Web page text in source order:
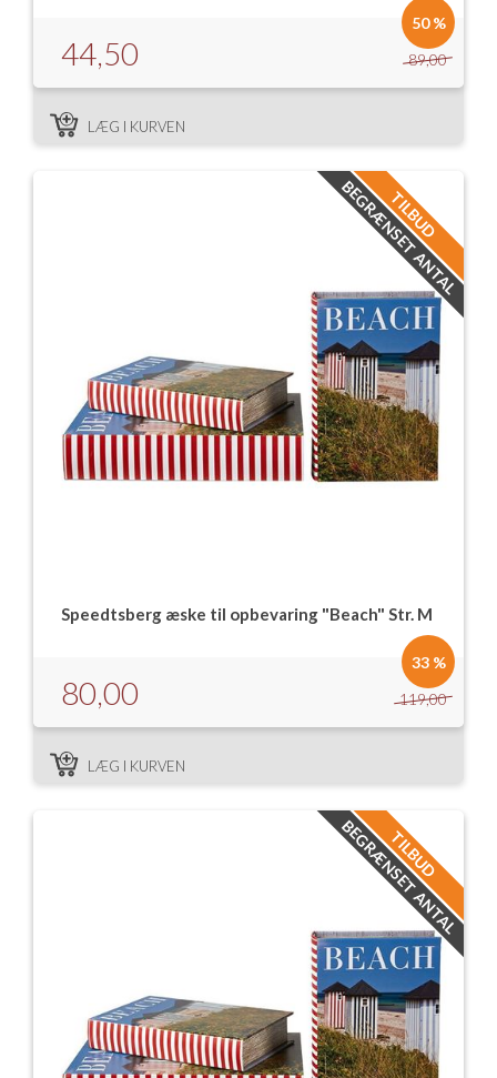
89,00
44,50
50 %
LÆG I KURVEN
Speedtsberg æske til opbevaring "Beach" Str. M
119,00
80,00
33 %
TILBUD
BEGRÆNSET ANTAL
LÆG I KURVEN
TILBUD
BEGRÆNSET ANTAL